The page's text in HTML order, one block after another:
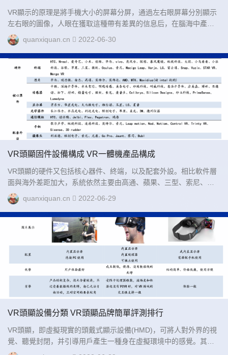
VR顯示的原理是將手機大小的屏幕分屏，通過左右眼屏幕分別顯示
左右眼的圖像，人眼在獲取這種帶有差異的信息后，在腦海中產生
立體感，而決定VR顯示效果的主要有視場角(FOV)、角分辨率
(PPD)、視覺暫留(Persistence)三個要素。...
quanxiquan.cn 2022-06-30
VR頭顯固件設備構成 VR一體機產品構成
VR頭顯的硬件又包括核心器件、終端，以及配套外設。相比軟件層
面與海外差距加大，系統依然主要由高通、蘋果、三型、索尼、谷
歌等國外巨頭壟斷，在硬件層面，我國已有不少廠商參與，其中終
端機制造、顯示屏、光學器件等方面技術已經較為成熟，但芯片領
域仍然由國外廠商占據統治地位。...
quanxiquan.cn 2022-06-29
VR頭顯設備分類 VR頭顯品牌簡單評測排行
VR頭顯，即虛擬現實的頭戴式顯示設備(HMD)，可將人對外界的視
覺、聽覺封閉，并引導用戶產生一種身在虛擬環境中的感覺。其原
理是通過左右眼屏幕分別顯示左右眼的圖像，人眼獲取這種帶有差